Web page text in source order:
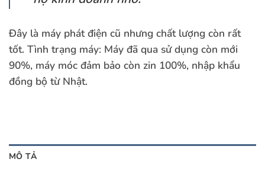
Đây là máy phát điện cũ nhưng chất lượng còn rất
tốt. Tình trạng máy: Máy đã qua sử dụng còn mới
90%, máy móc đảm bảo còn zin 100%, nhập khẩu
đồng bộ từ Nhật.
MÔ TẢ